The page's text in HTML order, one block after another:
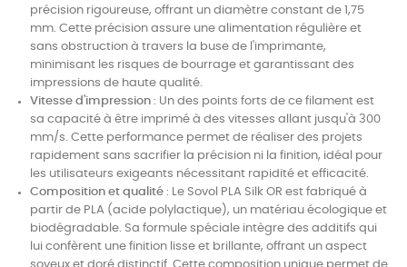
précision rigoureuse, offrant un diamètre constant de 1,75
mm. Cette précision assure une alimentation régulière et
sans obstruction à travers la buse de l'imprimante,
minimisant les risques de bourrage et garantissant des
impressions de haute qualité.
Vitesse d'impression : Un des points forts de ce filament est
sa capacité à être imprimé à des vitesses allant jusqu'à 300
mm/s. Cette performance permet de réaliser des projets
rapidement sans sacrifier la précision ni la finition, idéal pour
les utilisateurs exigeants nécessitant rapidité et efficacité.
Composition et qualité : Le Sovol PLA Silk OR est fabriqué à
partir de PLA (acide polylactique), un matériau écologique et
biodégradable. Sa formule spéciale intègre des additifs qui
lui confèrent une finition lisse et brillante, offrant un aspect